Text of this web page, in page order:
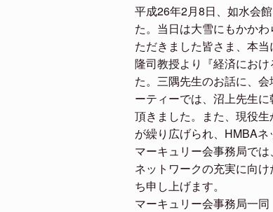
日
者
平成26年2月8日、如水会
た。当日は大雪にもかか
ただきました皆さま、本
隆司教授より『経済にお
た。三隅先生のお話に、
ーティーでは、沼上先生
頂きました。また、現役
が繰り広げられ、HMBAネ
マーキュリー会事務局で
ネットワークの充実に向
ち申し上げます。
マーキュリー会事務局一同